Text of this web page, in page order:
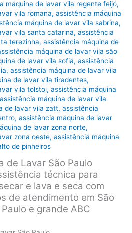
máquina de lavar vila regente feijó,
vila romana,assistência máquina
máquina de lavar vila sabrina,
vila santa catarina,assistência
terezinha,assistência máquina de
máquina de lavar vila são
de lavar vila sofia,assistência
,assistência máquina de lavar vila
de lavar vila tiradentes,
vila tolstoi,assistência máquina
assistência máquina de lavar vila
de lavar vila zatt,assistência
,assistência máquina de lavar
de lavar zona norte,
zona oeste,assistência máquina
de pinheiros
de Lavar São Paulo
técnica para
e lava e seca com
de atendimento em São
e grande ABC